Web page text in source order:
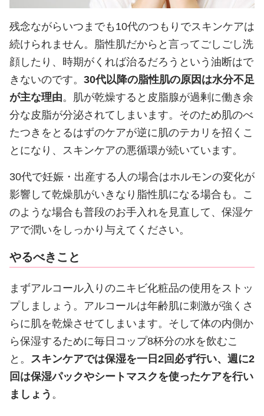
残念ながらいつまでも10代のつもりでスキンケアは
続けられません。脂性肌だからと言ってごしごし洗
顔したり、時期がくれば治るだろうという油断はで
きないのです。 30代以降の脂性肌の原因は水分不足
が主な理由。肌が乾燥すると皮脂腺が過剰に働き余
分な皮脂が分泌されてしまいます。そのため肌のべ
たつきをとるはずのケアが逆に肌のテカリを招くこ
とになり、スキンケアの悪循環が続いています。
30代で妊娠・出産する人の場合はホルモンの変化が
影響して乾燥肌がいきなり脂性肌になる場合も。こ
のような場合も普段のお手入れを見直して、保湿ケ
アで潤いをしっかり与えてください。
やるべきこと
まずアルコール入りのニキビ化粧品の使用をストッ
プしましょう。アルコールは年齢肌に刺激が強くさ
らに肌を乾燥させてしまいます。そして体の内側か
ら保湿するために毎日コップ8杯分の水を飲むこ
と。
スキンケアでは保湿を一日2回必ず行い、週に2
回は保湿パックやシートマスクを使ったケアを行い
ましょう 。